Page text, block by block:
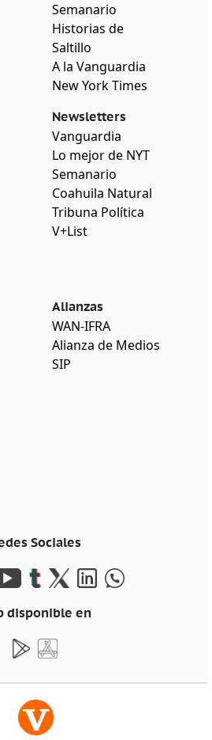
Semanario
Historias de
Saltillo
A la Vanguardia
New York Times
Newsletters
Vanguardia
Lo mejor de NYT
Semanario
Coahuila Natural
Tribuna Política
V+List
Alianzas
WAN-IFRA
Alianza de Medios
SIP
Sociales
disponible en